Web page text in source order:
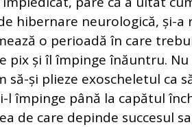
hibernare neurologică, și-a
o perioadă în care
pix și îl împinge înăuntru.
să-și plieze exoscheletul ca
l împinge până la capătul
de care depinde succesul